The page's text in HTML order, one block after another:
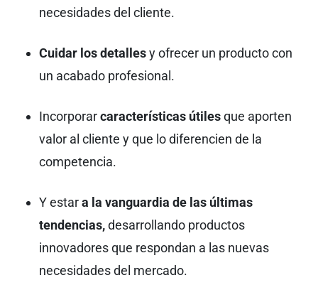
necesidades del cliente.
Cuidar los detallesy ofrecer un producto con
un acabado profesional.
Incorporarcaracterísticas útilesque aporten
valor al cliente y que lo diferencien de la
competencia.
Y estara la vanguardia de las últimas
tendencias,desarrollando productos
innovadores que respondan a las nuevas
necesidades del mercado.